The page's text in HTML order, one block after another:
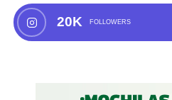
20K FOLLOWERS